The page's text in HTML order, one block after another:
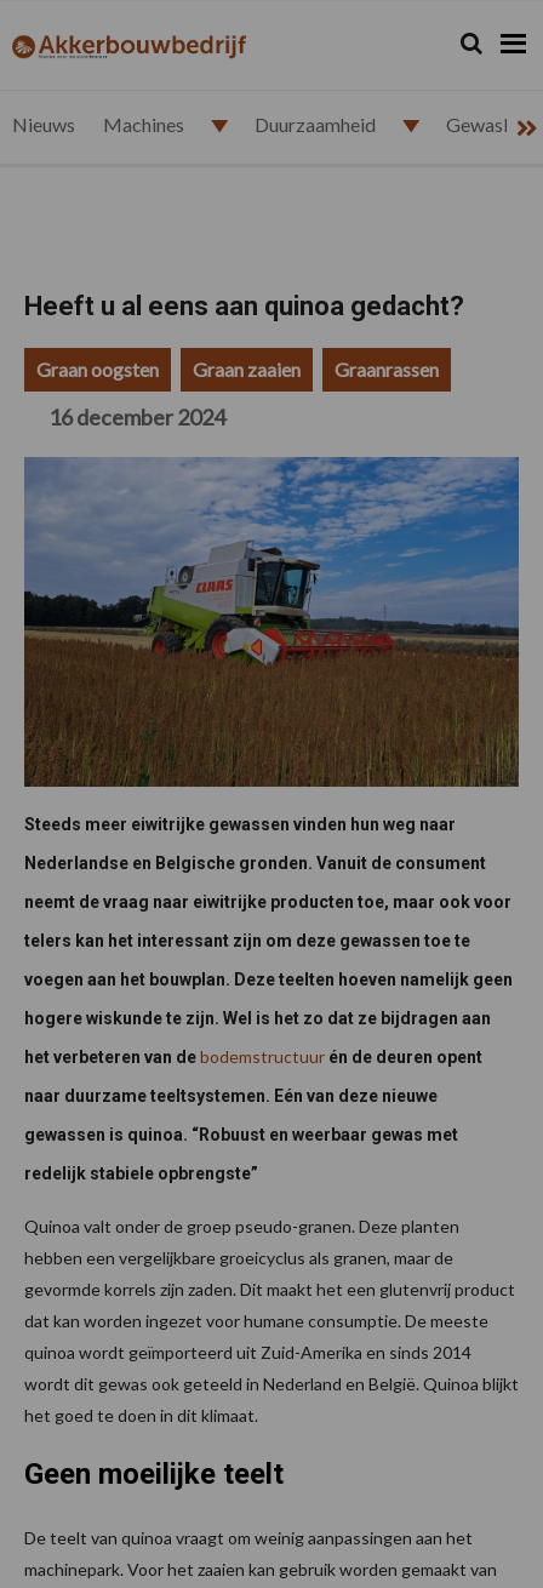
de
de
de
de
akkerbouwbedrijf.nl Zoeken...
Zoek
Nieuws Machines Duurzaamheid
Heeft u al eens aan quinoa gedacht?
Graan oogsten Graan zaaien Graanrassen
16 december 2024
Steeds meer eiwitrijke gewassen vinden hun weg naar
Nederlandse en Belgische gronden. Vanuit de consument
neemt de vraag naar eiwitrijke producten toe, maar ook voor
telers kan het interessant zijn om deze gewassen toe te
voegen aan het bouwplan. Deze teelten hoeven namelijk geen
hogere wiskunde te zijn. Wel is het zo dat ze bijdragen aan
het verbeteren van debodemstructuur én de deuren opent
naar duurzame teeltsystemen. Eén van deze nieuwe
gewassen is quinoa. “Robuust en weerbaar gewas met
redelijk stabiele opbrengste”
Quinoa valt onder de groep pseudo-granen. Deze planten
hebben een vergelijkbare groeicyclus als granen, maar de
gevormde korrels zijn zaden. Dit maakt het een glutenvrij product
dat kan worden ingezet voor humane consumptie. De meeste
quinoa wordt geïmporteerd uit Zuid-Amerika en sinds 2014
wordt dit gewas ook geteeld in Nederland en België. Quinoa blijkt
het goed te doen in dit klimaat.
Geen moeilijke teelt
De teelt van quinoa vraagt om weinig aanpassingen aan het
machinepark. Voor het zaaien kan gebruik worden gemaakt van